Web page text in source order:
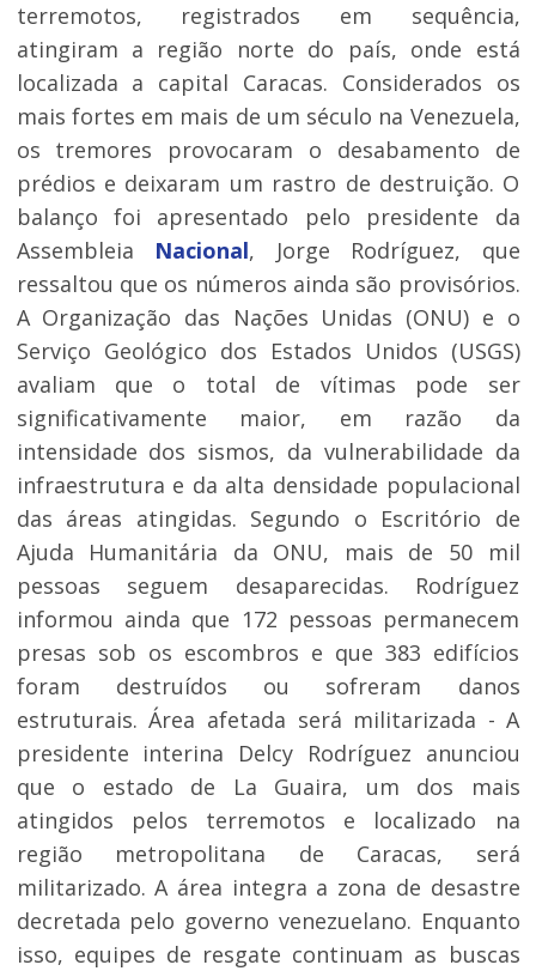
terremotos, registrados em sequência,
atingiram a região norte do país, onde está
localizada a capital Caracas. Considerados os
mais fortes em mais de um século na Venezuela,
os tremores provocaram o desabamento de
prédios e deixaram um rastro de destruição. O
balanço foi apresentado pelo presidente da
Assembleia Nacional, Jorge Rodríguez, que
ressaltou que os números ainda são provisórios.
A Organização das Nações Unidas (ONU) e o
Serviço Geológico dos Estados Unidos (USGS)
avaliam que o total de vítimas pode ser
significativamente maior, em razão da
intensidade dos sismos, da vulnerabilidade da
infraestrutura e da alta densidade populacional
das áreas atingidas. Segundo o Escritório de
Ajuda Humanitária da ONU, mais de 50 mil
pessoas seguem desaparecidas. Rodríguez
informou ainda que 172 pessoas permanecem
presas sob os escombros e que 383 edifícios
foram destruídos ou sofreram danos
estruturais. Área afetada será militarizada - A
presidente interina Delcy Rodríguez anunciou
que o estado de La Guaira, um dos mais
atingidos pelos terremotos e localizado na
região metropolitana de Caracas, será
militarizado. A área integra a zona de desastre
decretada pelo governo venezuelano. Enquanto
isso, equipes de resgate continuam as buscas